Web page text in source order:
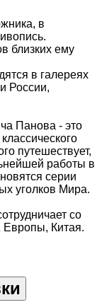
в
близких ему
в галереях
России,
Панова - это
путешествует,
работы в
серии
уголков Мира.
со
Европы, Китая.